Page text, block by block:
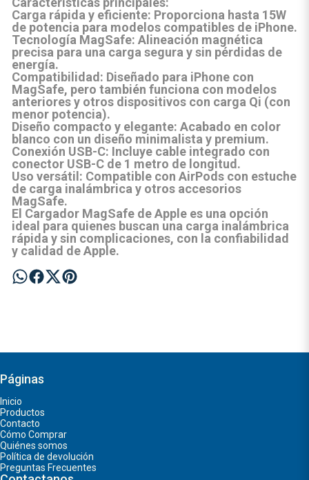
Carga rápida y eficiente: Proporciona hasta 15W
de potencia para modelos compatibles de iPhone.
Tecnología MagSafe: Alineación magnética
precisa para una carga segura y sin pérdidas de
energía.
Compatibilidad: Diseñado para iPhone con
MagSafe, pero también funciona con modelos
anteriores y otros dispositivos con carga Qi (con
menor potencia).
Diseño compacto y elegante: Acabado en color
blanco con un diseño minimalista y premium.
Conexión USB-C: Incluye cable integrado con
conector USB-Cde 1 metro de longitud.
Uso versátil: Compatible con AirPods con estuche
de carga inalámbrica y otros accesorios
MagSafe.
El Cargador MagSafede Apple es una opción
ideal para quienes buscan una carga inalámbrica
rápida y sin complicaciones, con la confiabilidad
y calidad de Apple.
Páginas
Inicio
Productos
Contacto
Cómo Comprar
Quiénes somos
Política de devolución
Preguntas Frecuentes